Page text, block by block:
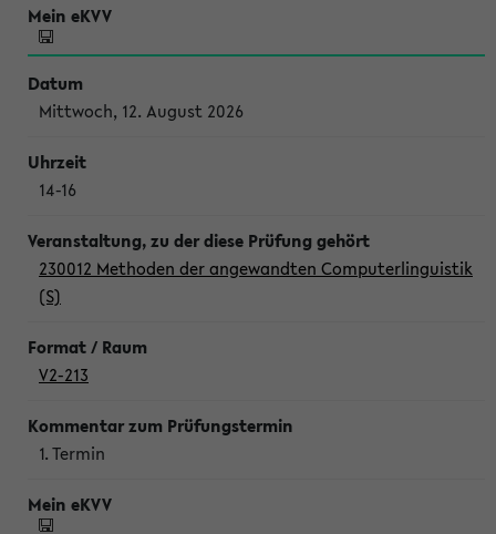
Mittwoch, 12. August 2026
14-16
230012 Methoden der angewandten Computerlinguistik
(S)
V2-213
1. Termin